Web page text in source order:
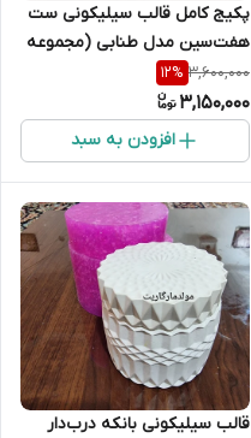
پکیج کامل قالب سیلیکونی ست
هفت‌سین مدل طنابی (مجموعه
۴ عددی
3,600,000
12%
3,150,000
افزودن به سبد
قالب سیلیکونی بانکه درب‌دار